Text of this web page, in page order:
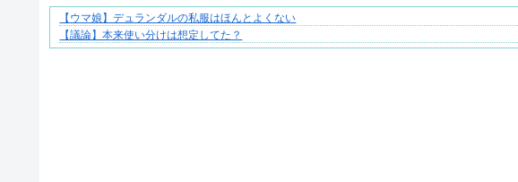
大変だけど幸せ。等身大の子育て物語。
【ウマ娘】デュランダルの私服はほんとよくない
【議論】本来使い分けは想定してた？